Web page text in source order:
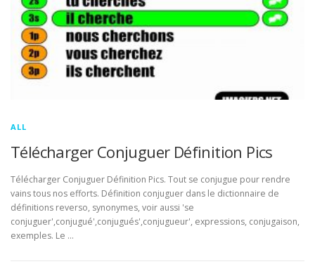
ALL
Télécharger Conjuguer Définition Pics
Télécharger Conjuguer Définition Pics. Tout se conjugue pour rendre
vains tous nos efforts. Définition conjuguer dans le dictionnaire de
définitions reverso, synonymes, voir aussi 'se
conjuguer',conjugué',conjugués',conjugueur', expressions, conjugaison,
exemples. Le …